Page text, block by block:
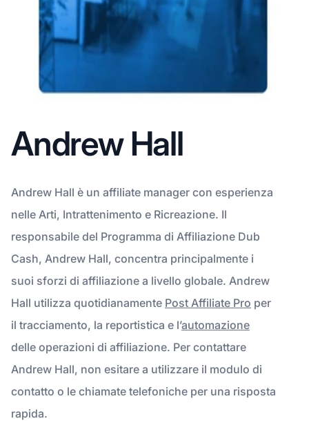
Andrew Hall
Andrew Hall è un affiliate manager con esperienza
nelle Arti, Intrattenimento e Ricreazione. Il
responsabile del Programma di Affiliazione Dub
Cash, Andrew Hall, concentra principalmente i
suoi sforzi di affiliazione a livello globale. Andrew
Hall utilizza quotidianamente Post Affiliate Pro per
il tracciamento, la reportistica e l’automazione
delle operazioni di affiliazione. Per contattare
Andrew Hall, non esitare a utilizzare il modulo di
contatto o le chiamate telefoniche per una risposta
rapida.